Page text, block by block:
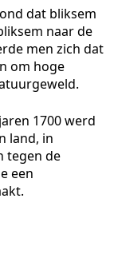
dat bliksem
naar de
men zich dat
om hoge
1700 werd
land, in
tegen de
een